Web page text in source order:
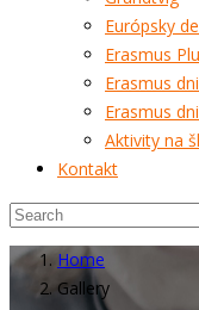
Európsky
Erasmus
Erasmus
Erasmus
Aktivity na
Kontakt
Home
Gallery